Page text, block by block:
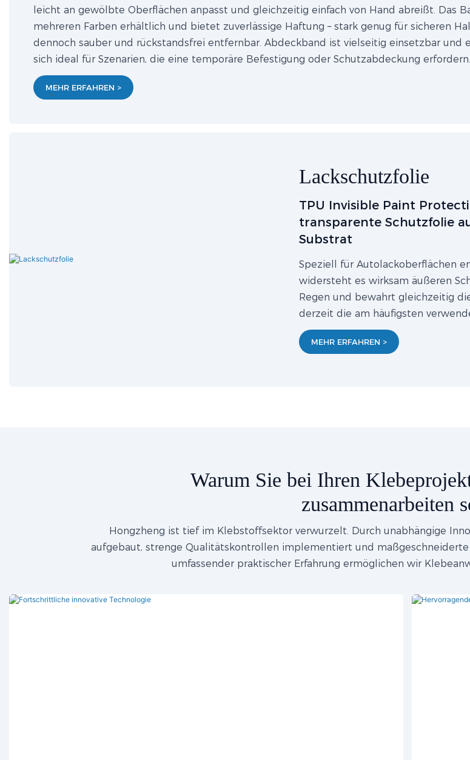
leicht an gewölbte Oberflächen anpasst und gleichzeitig einfach von Hand abreißt. Das
mehreren Farben erhältlich und bietet zuverlässige Haftung – stark genug für sicheren
dennoch sauber und rückstandsfrei entfernbar. Abdeckband ist vielseitig einsetzbar und
sich ideal für Szenarien, die eine temporäre Befestigung oder Schutzabdeckung erfordern.
MEHR ERFAHREN >
Lackschutzfolie
TPU Invisible Paint
transparente Schutzfolie
Substrat
Speziell für Autolackoberflächen
widersteht es wirksam äußeren
Regen und bewahrt gleichzeitig
derzeit die am häufigsten
MEHR ERFAHREN >
Warum Sie bei Ihren
zusammenarbeiten
Hongzheng ist tief im Klebstoffsektor verwurzelt. Durch unabhängige
aufgebaut, strenge Qualitätskontrollen implementiert und
umfassender praktischer Erfahrung ermöglichen wir